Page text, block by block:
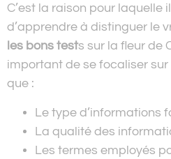
C’est la raison pour laquelle
d’apprendre à distinguer le
les bons tests sur la fleur de
important de se focaliser
que :
Le type d’informations
La qualité des
Les termes employés